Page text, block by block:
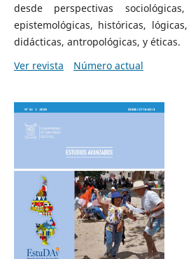
desde perspectivas
epistemológicas, históricas,
didácticas, antropológicas, y éticas.
Ver revista
Número actual